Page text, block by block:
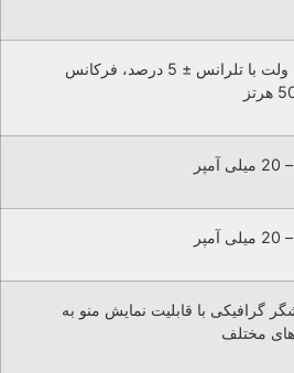
230 ولت با تلرانس ± 5 درصد، فرکانس
گرافیکی با قابلیت نمایش منو به
مختلف